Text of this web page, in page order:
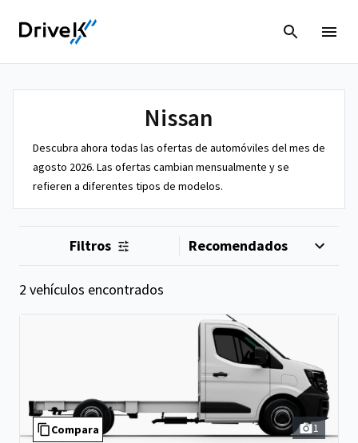
Nissan
Descubra ahora todas las ofertas de automóviles del mes de
agosto 2026. Las ofertas cambian mensualmente y se
refieren a diferentes tipos de modelos.
Filtros
2 vehículos encontrados
Compara 1